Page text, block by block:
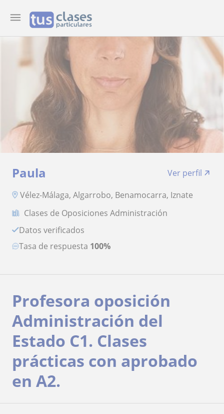
Paula
Ver perfil
Vélez-Málaga, Algarrobo, Benamocarra, Iznate
Clases de Oposiciones Administración
Datos verificados
Tasa de respuesta 100%
Profesora oposición
Administración del
Estado C1. Clases
prácticas con aprobado
en A2.